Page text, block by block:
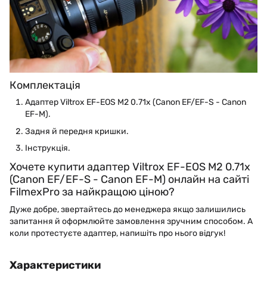
Комплектація
Адаптер Viltrox EF-EOS M2 0.71x (Canon EF/EF-S - Canon
EF-M).
Задня й передня кришки.
Інструкція.
Хочете купити адаптер Viltrox EF-EOS M2 0.71x
(Canon EF/EF-S - Canon EF-M) онлайн на сайті
FilmexPro за найкращою ціною?
Дуже добре, звертайтесь до менеджера якщо залишились
запитання й оформлюйте замовлення зручним способом. А
коли протестуєте адаптер, напишіть про нього відгук!
Характеристики